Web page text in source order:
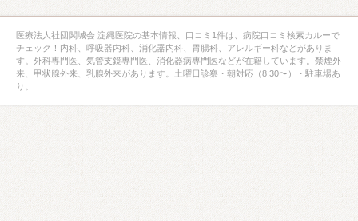
医療法人社団関城会 淀縄医院の基本情報、口コミ1件は、病院口コミ検索カルーで
チェック！内科、呼吸器内科、消化器内科、胃腸科、アレルギー科などがありま
す。外科専門医、気管支鏡専門医、消化器病専門医などが在籍しています。禁煙外
来、甲状腺外来、乳腺外来があります。土曜日診察・朝対応（8:30〜）・駐車場あ
り。